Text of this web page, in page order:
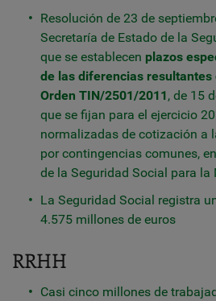
Resolución de 23 de
Secretaría de Estado de la
que se establecen plazos
de las diferencias resultantes
Orden TIN/2501/2011, de 15
que se fijan para el ejercicio
normalizadas de cotización a
por contingencias comunes,
de la Seguridad Social para la
La Seguridad Social registra
4.575 millones de euros
RRHH
Casi cinco millones de